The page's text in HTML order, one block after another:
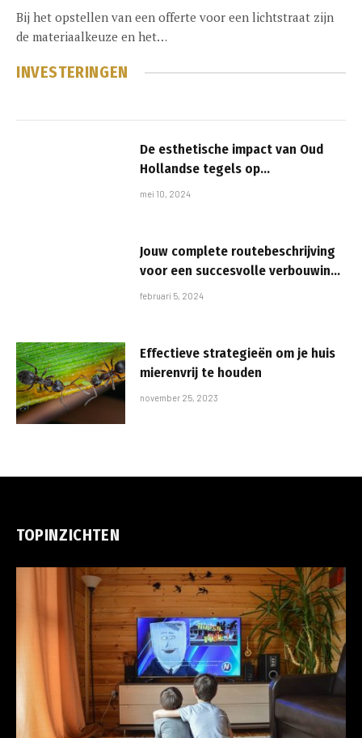
Bij het opstellen van een offerte voor een lichtstraat zijn
de materiaalkeuze en het…
INVESTERINGEN
De esthetische impact van Oud
Hollandse tegels op
interieurontwerp en architectuur
mei 10, 2024
Jouw complete routebeschrijving
voor een succesvolle verbouwing:
van budgettering en
februari 5, 2024
Effectieve strategieën om je huis
mierenvrij te houden
november 25, 2023
TOPINZICHTEN